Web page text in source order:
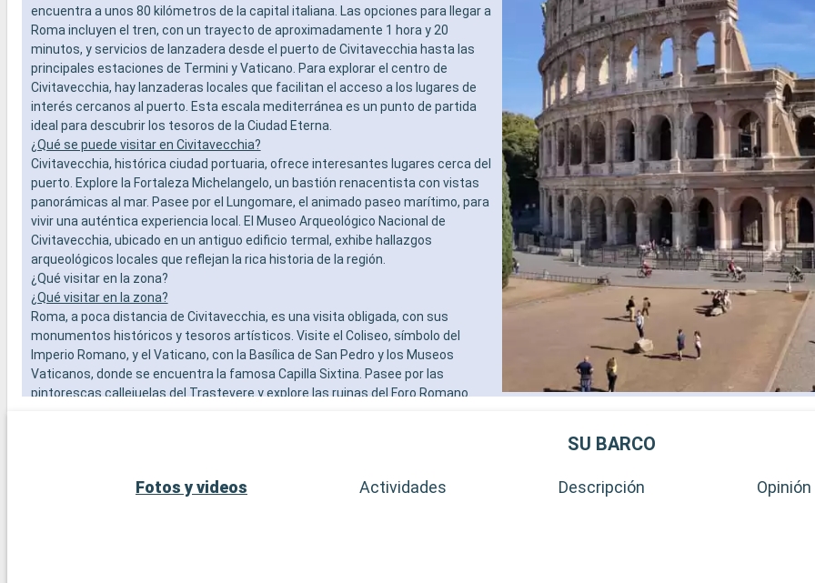
encuentra a unos 80 kilómetros de la capital italiana. Las opciones para llegar a
Roma incluyen el tren, con un trayecto de aproximadamente 1 hora y 20
minutos, y servicios de lanzadera desde el puerto de Civitavecchia hasta las
principales estaciones de Termini y Vaticano. Para explorar el centro de
Civitavecchia, hay lanzaderas locales que facilitan el acceso a los lugares de
interés cercanos al puerto. Esta escala mediterránea es un punto de partida
ideal para descubrir los tesoros de la Ciudad Eterna.
¿Qué se puede visitar en Civitavecchia?
Civitavecchia, histórica ciudad portuaria, ofrece interesantes lugares cerca del
puerto. Explore la Fortaleza Michelangelo, un bastión renacentista con vistas
panorámicas al mar. Pasee por el Lungomare, el animado paseo marítimo, para
vivir una auténtica experiencia local. El Museo Arqueológico Nacional de
Civitavecchia, ubicado en un antiguo edificio termal, exhibe hallazgos
arqueológicos locales que reflejan la rica historia de la región.
¿Qué visitar en la zona?
¿Qué visitar en la zona?
Roma, a poca distancia de Civitavecchia, es una visita obligada, con sus
monumentos históricos y tesoros artísticos. Visite el Coliseo, símbolo del
Imperio Romano, y el Vaticano, con la Basílica de San Pedro y los Museos
Vaticanos, donde se encuentra la famosa Capilla Sixtina. Pasee por las
pintorescas callejuelas del Trastevere y explore las ruinas del Foro Romano.
del diseño de los jardines italianos.
SU BARCO
Fotos y videos Actividades Descripción